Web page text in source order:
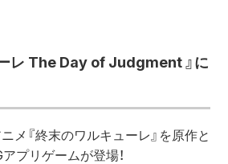
レ The Day of Judgment 』に
メ『終末のワルキューレ』を原作と
プリゲームが登場！